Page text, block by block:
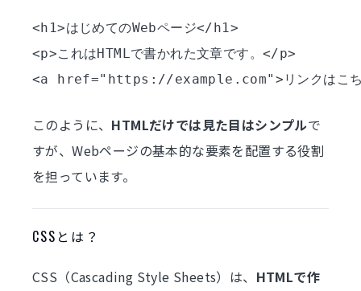
<h1>はじめてのWebページ</h1>
<p>これはHTMLで書かれた文章です。</p>
このように、 HTMLだけでは見た目はシンプルで
すが、Webページの基本的な要素を配置する役割
を担っています。
CSSとは？
CSS（Cascading Style Sheets）は、 HTMLで作